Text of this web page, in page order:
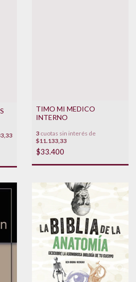
TIMO MI MEDICO
INTERNO
3 cuotas sin interés de
$11.133,33
$33.400